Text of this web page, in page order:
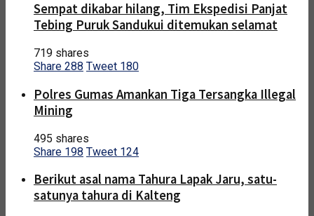
Sempat dikabar hilang, Tim Ekspedisi Panjat
Tebing Puruk Sandukui ditemukan selamat
719 shares
Share 288 Tweet 180
Polres Gumas Amankan Tiga Tersangka Illegal
Mining
495 shares
Share 198 Tweet 124
Berikut asal nama Tahura Lapak Jaru, satu-
satunya tahura di Kalteng